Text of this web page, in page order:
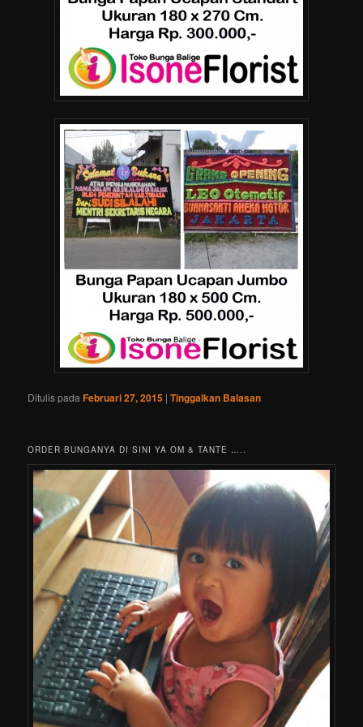
Ditulis padaFebruari 27, 2015 |Tinggalkan Balasan
ORDER BUNGANYA DI SINI YA OM & TANTE …..